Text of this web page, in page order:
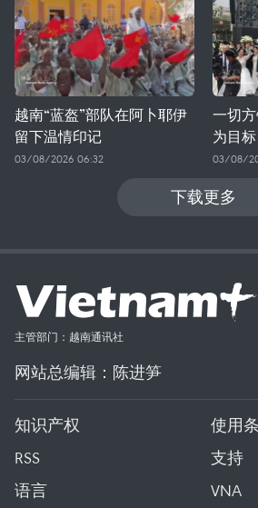
越南“蓝盔”部队在阿卜耶伊
留下温情印记
03/08/2026 06:32
一切
为目标
03/08/
下载更多
主管部门：越南通讯社
网站总编辑：陈进笋
知识产权
使用
RSS
支持
语言
VNA